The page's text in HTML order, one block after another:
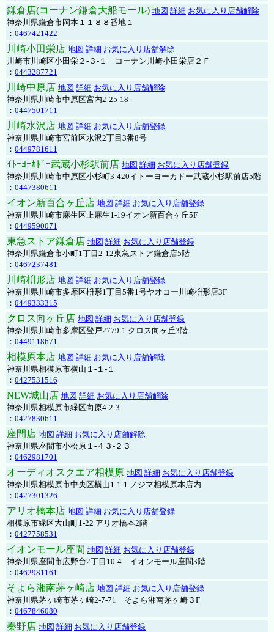
鎌倉店(コーナン鎌倉大船モール) 地図 詳細 お気に入り店舗解除
神奈川県鎌倉市岡本１１８８番地１
： 0467421422
川崎小田栄店 地図 詳細 お気に入り店舗解除
川崎市川崎区小田栄２‐３‐１ コーナン川崎小田栄店２Ｆ
： 0443287721
川崎中原店 地図 詳細 お気に入り店舗解除
神奈川県川崎市中原区宮内2-25-18
： 0447501711
川崎水沢店 地図 詳細 お気に入り店舗登録
神奈川県川崎市宮前区水沢2丁目3番8号
： 0449781611
ｲﾄｰﾖｰｶﾄﾞｰ武蔵小杉駅前店 地図 詳細 お気に入り店舗登録
神奈川県川崎市中原区小杉町3-420イトーヨーカドー武蔵小杉駅前店5階
： 0447380611
イオン新百合ヶ丘店 地図 詳細 お気に入り店舗登録
神奈川県川崎市麻生区上麻生1-19イオン新百合ヶ丘5F
： 0449590071
東急ストア鎌倉店 地図 詳細 お気に入り店舗登録
神奈川県鎌倉市小町1丁目2-12東急ストア鎌倉店5階
： 0467237481
川崎枡形店 地図 詳細 お気に入り店舗登録
神奈川県川崎市多摩区枡形1丁目5番1号ヤオコー川崎枡形店3F
： 0449333315
クロス向ヶ丘店 地図 詳細 お気に入り店舗登録
神奈川県川崎市多摩区登戸2779-1 クロス向ヶ丘3階
： 0449118671
相模原本店 地図 詳細 お気に入り店舗解除
神奈川県相模原市横山１-１-１
： 0427531516
NEW城山店 地図 詳細 お気に入り店舗解除
神奈川県相模原市緑区向原4-2-3
： 0427830611
座間店 地図 詳細 お気に入り店舗解除
神奈川県座間市小松原１-４３-２３
： 0462981701
オーディオスクエア相模原 地図 詳細 お気に入り店舗登録
神奈川県相模原市中央区横山1-1-1 ノジマ相模原本店内
： 0427301326
アリオ橋本店 地図 詳細 お気に入り店舗登録
相模原市緑区大山町1-22 アリオ橋本2階
： 0427758531
イオンモール座間 地図 詳細 お気に入り店舗登録
神奈川県座間市広野台2丁目10-4 イオンモール座間3階
： 0462981161
そよら湘南茅ヶ崎店 地図 詳細 お気に入り店舗登録
神奈川県茅ヶ崎市茅ヶ崎2‐7‐71 そよら湘南茅ヶ崎３F
： 0467846080
秦野店 地図 詳細 お気に入り店舗登録